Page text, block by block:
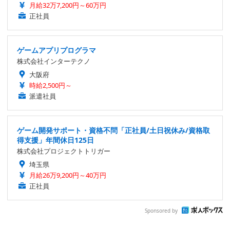
月給32万7,200円～60万円
正社員
ゲームアプリプログラマ
株式会社インターテクノ
大阪府
時給2,500円～
派遣社員
ゲーム開発サポート・資格不問「正社員/土日祝休み/資格取
得支援」年間休日125日
株式会社プロジェクトトリガー
埼玉県
月給26万9,200円～40万円
正社員
Sponsored by